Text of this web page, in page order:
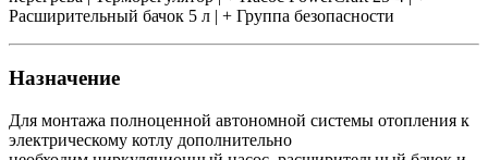
Расширительный бачок 5 л | + Группа безопасности
Назначение
Для монтажа полноценной автономной системы отопления к
электрическому котлу дополнительно